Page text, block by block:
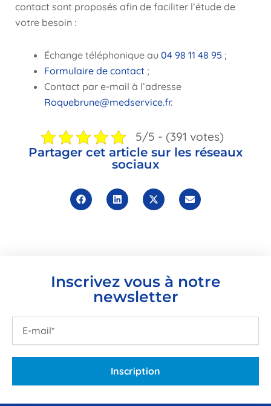
contact sont proposés afin de faciliter l’étude de
votre besoin :
Échange téléphonique au 04 98 11 48 95 ;
Formulaire de contact ;
Contact par e-mail à l’adresse
Roquebrune@medservice.fr.
5/5 - (391 votes)
Partager cet article sur les réseaux
sociaux
Inscrivez vous à notre
newsletter
mail
Inscription